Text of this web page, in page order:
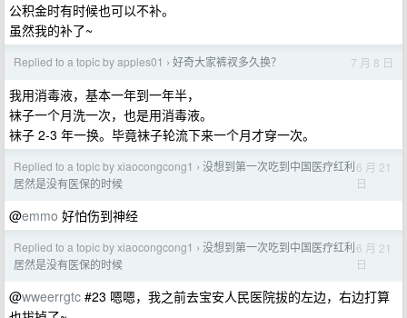
公积金时有时候也可以不补。
虽然我的补了~
Replied to a topic by apples01 › 好奇大家裤衩多久换？ 7 月 8 日
我用消毒液，基本一年到一年半，
袜子一个月洗一次，也是用消毒液。
袜子 2-3 年一换。毕竟袜子轮流下来一个月才穿一次。
Replied to a topic by xiaocongcong1 › 没想到第一次吃到中国医疗红利
居然是没有医保的时候
6 月 21
日
@emmo 好怕伤到神经
Replied to a topic by xiaocongcong1 › 没想到第一次吃到中国医疗红利
居然是没有医保的时候
6 月 21
日
@wweerrgtc #23 嗯嗯，我之前去宝安人民医院拔的左边，右边打算